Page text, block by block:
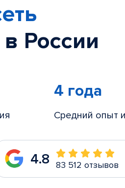
России
4 года
Средний опыт
4.8 83 512 отзывов